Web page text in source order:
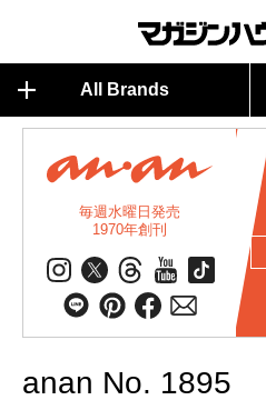
All Brands
毎週水曜日発売
1970年創刊
anan No. 1895